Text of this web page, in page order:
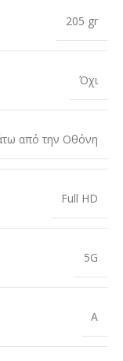
205 gr
Όχι
από την Οθόνη
Full HD
5G
A